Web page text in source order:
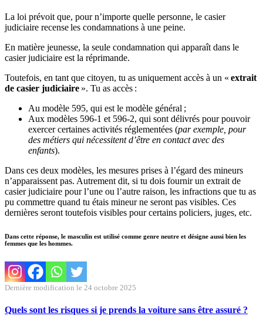
La loi prévoit que, pour n’importe quelle personne, le casier
judiciaire recense les condamnations à une peine.
En matière jeunesse, la seule condamnation qui apparaît dans le
casier judiciaire est la réprimande.
Toutefois, en tant que citoyen, tu as uniquement accès à un « extrait
de casier judiciaire ». Tu as accès :
Au modèle 595, qui est le modèle général ;
Aux modèles 596-1 et 596-2, qui sont délivrés pour pouvoir
exercer certaines activités réglementées (par exemple, pour
des métiers qui nécessitent d’être en contact avec des
enfants).
Dans ces deux modèles, les mesures prises à l’égard des mineurs
n’apparaissent pas. Autrement dit, si tu dois fournir un extrait de
casier judiciaire pour l’une ou l’autre raison, les infractions que tu as
pu commettre quand tu étais mineur ne seront pas visibles. Ces
dernières seront toutefois visibles pour certains policiers, juges, etc.
Dans cette réponse, le masculin est utilisé comme genre neutre et désigne aussi bien les
femmes que les hommes.
Dernière modification le 24 octobre 2025
Quels sont les risques si je prends la voiture sans être assuré ?